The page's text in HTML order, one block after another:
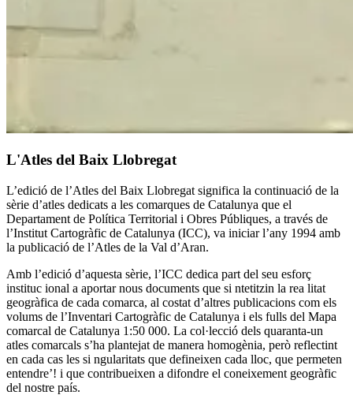
L'Atles del Baix Llobregat
L’edició de l’Atles del Baix Llobregat significa la continuació de la
sèrie d’atles dedicats a les comarques de Catalunya que el
Departament de Política Territorial i Obres Públiques, a través de
l’Institut Cartogràfic de Catalunya (ICC), va iniciar l’any 1994 amb
la publicació de l’Atles de la Val d’Aran.
Amb l’edició d’aquesta sèrie, l’ICC dedica part del seu esforç
instituc ional a aportar nous documents que si ntetitzin la rea litat
geogràfica de cada comarca, al costat d’altres publicacions com els
volums de l’Inventari Cartogràfic de Catalunya i els fulls del Mapa
comarcal de Catalunya 1:50 000. La col·lecció dels quaranta-un
atles comarcals s’ha plantejat de manera homogènia, però reflectint
en cada cas les si ngularitats que defineixen cada lloc, que permeten
entendre’! i que contribueixen a difondre el coneixement geogràfic
del nostre país.